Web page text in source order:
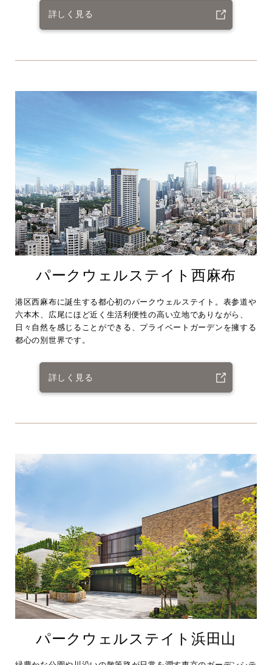
詳しく見る
パークウェルステイト西麻布
港区西麻布に誕生する都心初のパークウェルステイト。表参道や
六本木、広尾にほど近く生活利便性の高い立地でありながら、
日々自然を感じることができる、プライベートガーデンを擁する
都心の別世界です。
詳しく見る
パークウェルステイト浜田山